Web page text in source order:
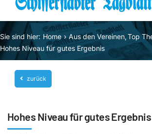
Home
Themen
Blog
Unternehmen
Mediathek
Sie sind hier: Home Aus den Vereinen Top
Hohes Niveau für gutes Ergebnis
zurück
Hohes Niveau für gutes Ergebnis